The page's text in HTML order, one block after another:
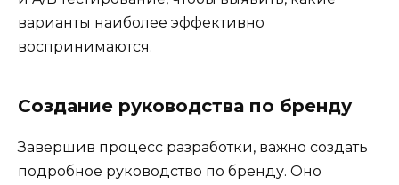
варианты наиболее эффективно
воспринимаются.
Создание руководства по бренду
Завершив процесс разработки, важно создать
подробное руководство по бренду. Оно